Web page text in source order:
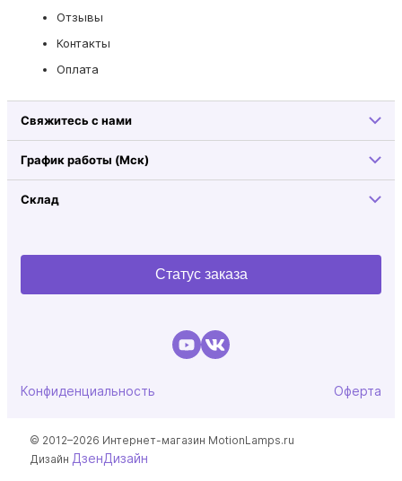
Отзывы
Контакты
Оплата
Свяжитесь с нами
График работы (Мск)
Склад
Статус заказа
Конфиденциальность Оферта
© 2012–2026 Интернет-магазин MotionLamps.ru
Дизайн ДзенДизайн